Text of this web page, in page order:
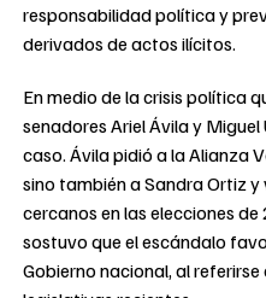
responsabilidad política y
derivados de actos ilícitos.
En medio de la crisis política
senadores Ariel Ávila y
caso. Ávila pidió a la Alianza
sino también a Sandra Ortiz
cercanos en las elecciones
sostuvo que el escándalo
Gobierno nacional, al